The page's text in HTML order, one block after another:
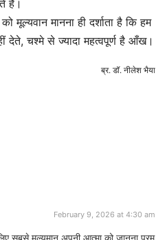
हैं।
मानना ही दर्शाता है कि हम
देते, चश्मे से ज्यादा महत्वपूर्ण है आँख।
ब्र. डॉ. नीलेश भैया
February 9, 2026 at 4:30 am